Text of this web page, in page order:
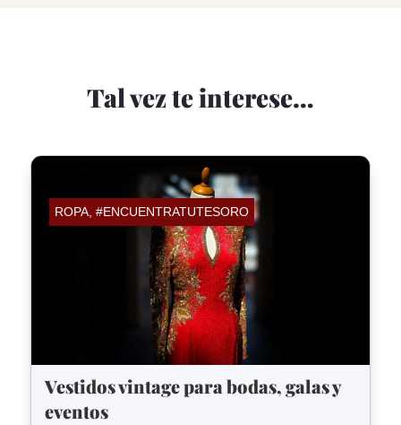
Tal vez te interese…
ROPA, #ENCUENTRATUTESORO
Vestidos vintage para bodas, galas y
eventos